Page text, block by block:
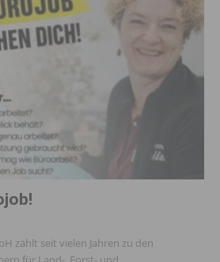
zählt seit vielen Jahren zu den